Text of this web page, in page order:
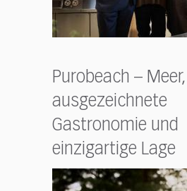
Purobeach –
ausgezeichnete
Gastronomie und
einzigartige Lage